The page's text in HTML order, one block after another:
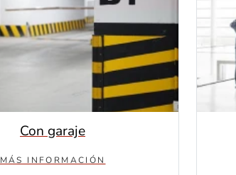
Con garaje
MÁS INFORMACIÓN